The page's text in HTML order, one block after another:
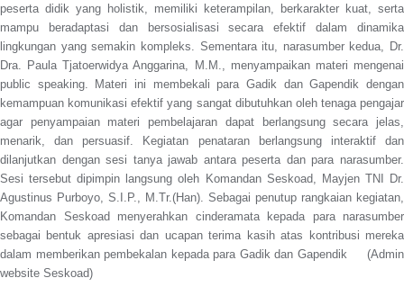
peserta didik yang holistik, memiliki keterampilan, berkarakter kuat, serta
mampu beradaptasi dan bersosialisasi secara efektif dalam dinamika
lingkungan yang semakin kompleks. Sementara itu, narasumber kedua, Dr.
Dra. Paula Tjatoerwidya Anggarina, M.M., menyampaikan materi mengenai
public speaking. Materi ini membekali para Gadik dan Gapendik dengan
kemampuan komunikasi efektif yang sangat dibutuhkan oleh tenaga pengajar
agar penyampaian materi pembelajaran dapat berlangsung secara jelas,
menarik, dan persuasif. Kegiatan penataran berlangsung interaktif dan
dilanjutkan dengan sesi tanya jawab antara peserta dan para narasumber.
Sesi tersebut dipimpin langsung oleh Komandan Seskoad, Mayjen TNI Dr.
Agustinus Purboyo, S.I.P., M.Tr.(Han). Sebagai penutup rangkaian kegiatan,
Komandan Seskoad menyerahkan cinderamata kepada para narasumber
sebagai bentuk apresiasi dan ucapan terima kasih atas kontribusi mereka
dalam memberikan pembekalan kepada para Gadik dan Gapendik (Admin
website Seskoad)